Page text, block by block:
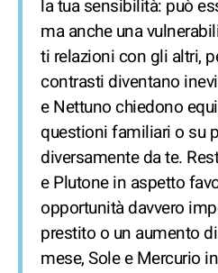
la tua sensibilità: può
ma anche una
ti relazioni con gli altri,
contrasti diventano
e Nettuno chiedono
questioni familiari o su
diversamente da te.
e Plutone in aspetto
opportunità davvero
prestito o un aumento
mese, Sole e Mercurio